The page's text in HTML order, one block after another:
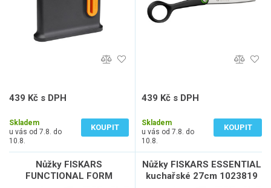
439 Kč s DPH
Skladem
u vás od 7.8. do
10.8.
KOUPIT
439 Kč s DPH
Skladem
u vás od 7.8. do
10.8.
KOUPIT
Nůžky FISKARS
FUNCTIONAL FORM
Nůžky FISKARS ESSENTIAL
kuchařské 27cm 1023819